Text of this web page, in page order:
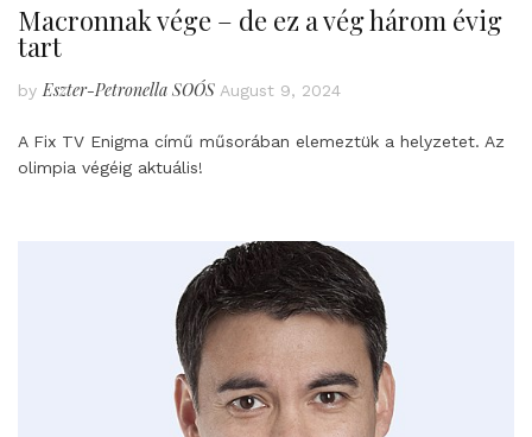
Macronnak vége – de ez a vég három évig
tart
by Eszter-Petronella SOÓS August 9, 2024
A Fix TV Enigma című műsorában elemeztük a helyzetet. Az
olimpia végéig aktuális!